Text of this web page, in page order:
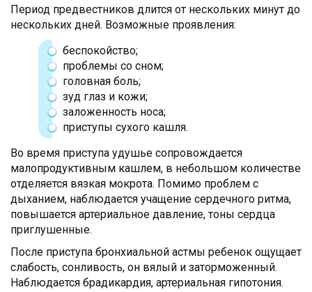
Период предвестников длится от нескольких минут до
нескольких дней. Возможные проявления:
беспокойство;
проблемы со сном;
головная боль;
зуд глаз и кожи;
заложенность носа;
приступы сухого кашля.
Во время приступа удушье сопровождается
малопродуктивным кашлем, в небольшом количестве
отделяется вязкая мокрота. Помимо проблем с
дыханием, наблюдается учащение сердечного ритма,
повышается артериальное давление, тоны сердца
приглушенные.
После приступа бронхиальной астмы ребенок ощущает
слабость, сонливость, он вялый и заторможенный.
Наблюдается брадикардия, артериальная гипотония.